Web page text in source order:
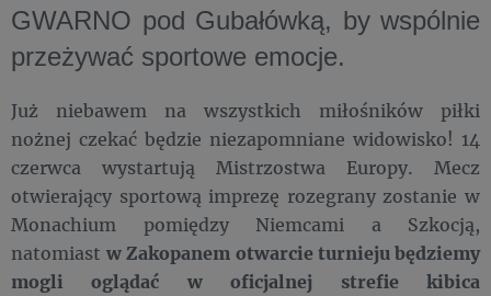
GWARNO pod Gubałówką, by wspólnie
przeżywać sportowe emocje.
Już niebawem na wszystkich miłośników piłki
nożnej czekać będzie niezapomniane widowisko! 14
czerwca wystartują Mistrzostwa Europy. Mecz
otwierający sportową imprezę rozegrany zostanie w
Monachium pomiędzy Niemcami a Szkocją,
natomiastw Zakopanem otwarcie turnieju będziemy
mogli oglądać w oficjalnej strefie kibica